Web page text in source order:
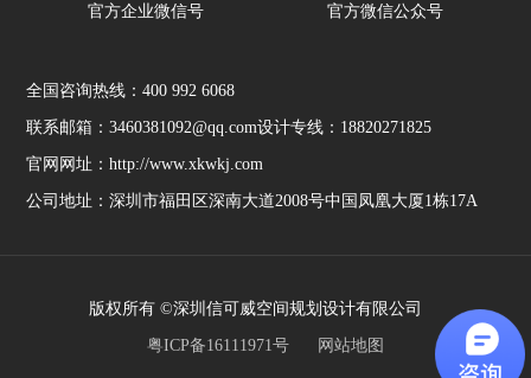
官方企业微信号 官方微信公众号
全国咨询热线：400 992 6068
联系邮箱：3460381092@qq.com设计专线：18820271825
官网网址：http://www.xkwkj.com
公司地址：深圳市福田区深南大道2008号中国凤凰大厦1栋17A
版权所有 ©深圳信可威空间规划设计有限公司
粤ICP备16111971号
网站地图